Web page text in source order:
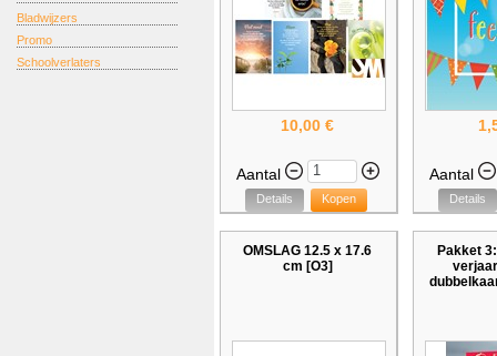
Bladwijzers
Promo
Schoolverlaters
10,00 €
Aantal
Details Kopen
Aantal
Details
OMSLAG 12.5 x 17.6
cm [O3]
Pakket